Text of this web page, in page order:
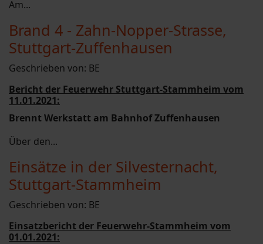
Am...
Brand 4 - Zahn-Nopper-Strasse,
Stuttgart-Zuffenhausen
Geschrieben von: BE
Bericht der Feuerwehr Stuttgart-Stammheim vom
11.01.2021:
Brennt Werkstatt am Bahnhof Zuffenhausen
Über den...
Einsätze in der Silvesternacht,
Stuttgart-Stammheim
Geschrieben von: BE
Einsatzbericht der Feuerwehr-Stammheim vom
01.01.2021: